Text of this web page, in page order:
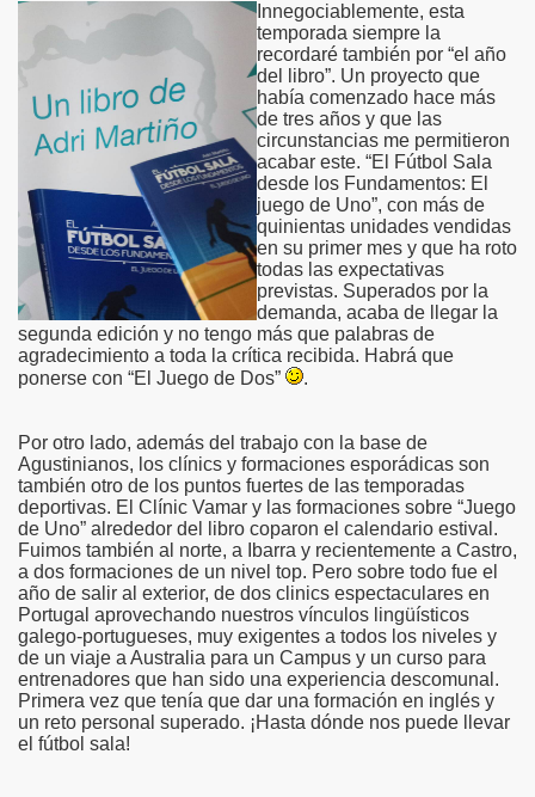
Innegociablemente, esta
temporada siempre la
recordaré también por “el año
del libro”. Un proyecto que
había comenzado hace más
de tres años y que las
circunstancias me permitieron
acabar este. “El Fútbol Sala
desde los Fundamentos: El
juego de Uno”, con más de
quinientas unidades vendidas
en su primer mes y que ha roto
todas las expectativas
previstas. Superados por la
demanda, acaba de llegar la
segunda edición y no tengo más que palabras de
agradecimiento a toda la crítica recibida. Habrá que
ponerse con “El Juego de Dos”
.
Por otro lado, además del trabajo con la base de
Agustinianos, los clínics y formaciones esporádicas son
también otro de los puntos fuertes de las temporadas
deportivas. El Clínic Vamar y las formaciones sobre “Juego
de Uno” alrededor del libro coparon el calendario estival.
Fuimos también al norte, a Ibarra y recientemente a Castro,
a dos formaciones de un nivel top. Pero sobre todo fue el
año de salir al exterior, de dos clinics espectaculares en
Portugal aprovechando nuestros vínculos lingüísticos
galego-portugueses, muy exigentes a todos los niveles y
de un viaje a Australia para un Campus y un curso para
entrenadores que han sido una experiencia descomunal.
Primera vez que tenía que dar una formación en inglés y
un reto personal superado. ¡Hasta dónde nos puede llevar
el fútbol sala!